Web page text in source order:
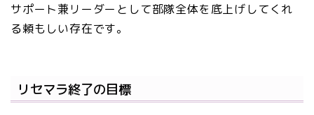
サポート兼リーダーとして部隊全体を底上げしてくれ
る頼もしい存在です。
リセマラ終了の目標